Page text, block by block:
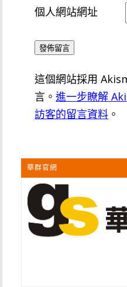
個人網站網址
這個網站採用
言。進一步瞭解
訪客的留言資料 。
華群官網